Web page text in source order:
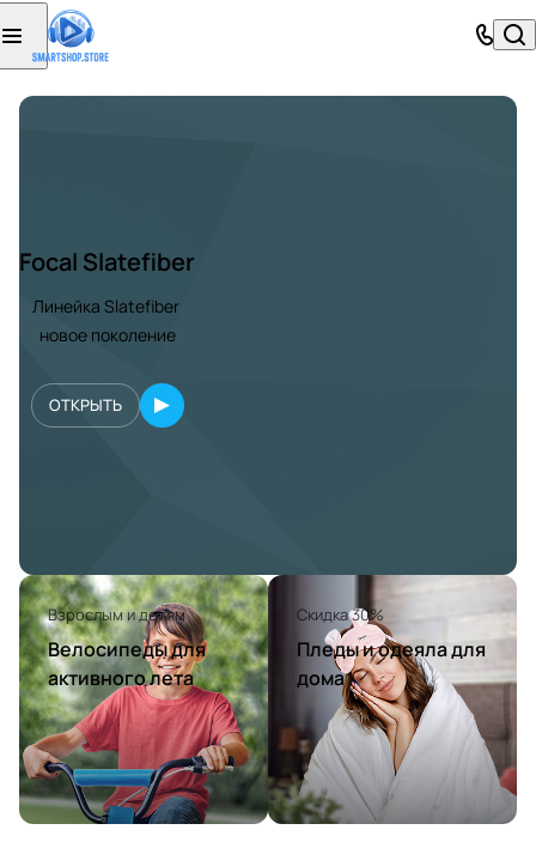
Focal Slatefiber
Линейка Slatefiber
новое поколение
ОТКРЫТЬ
Взрослым и детям
Велосипеды для
активного лета
Скидка 30%
Пледы и одеяла для
дома